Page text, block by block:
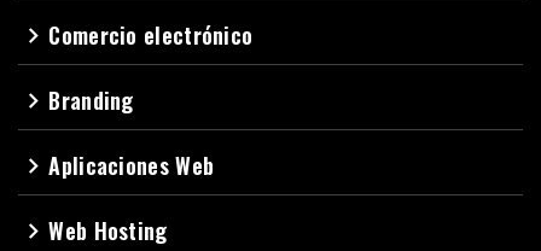
navigate_next Comercio electrónico
navigate_next Branding
navigate_nextAplicaciones Web
navigate_nextWeb Hosting